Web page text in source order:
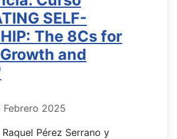
SELF-
The 8Cs for
and
Febrero 2025
Pérez Serrano y